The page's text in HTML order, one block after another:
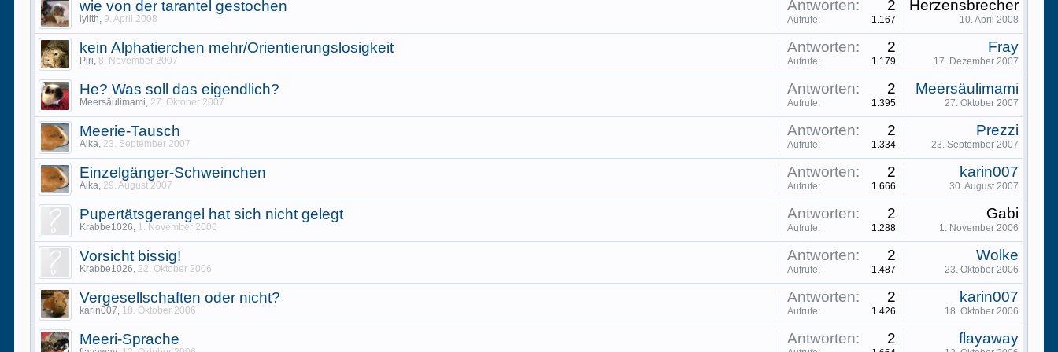
wie von der tarantel gestochen
lylith, 9. April 2008
Antworten: 2
Aufrufe: 1.167
Herzensbrecher
10. April 2008
kein Alphatierchen mehr/Orientierungslosigkeit
Piri,8. November 2007
Antworten: 2
Aufrufe: 1.179
Fray
17. Dezember 2007
He? Was soll das eigendlich?
Meersäulimami, 27. Oktober 2007
Antworten: 2
Aufrufe: 1.395
Meersäulimami
27. Oktober 2007
Meerie-Tausch
Aika, 23. September 2007
Antworten: 2
Aufrufe: 1.334
Prezzi
23. September 2007
Einzelgänger-Schweinchen
Aika, 29. August 2007
Antworten: 2
Aufrufe: 1.666
karin007
30. August 2007
Pupertätsgerangel hat sich nicht gelegt
Krabbe1026, 1. November 2006
Antworten: 2
Aufrufe: 1.288
Gabi
1. November 2006
Vorsicht bissig!
Krabbe1026, 22. Oktober 2006
Antworten: 2
Aufrufe: 1.487
Wolke
23. Oktober 2006
Vergesellschaften oder nicht?
karin007, 18. Oktober 2006
Antworten: 2
Aufrufe: 1.426
karin007
18. Oktober 2006
Meeri-Sprache Antworten: 2 flayaway